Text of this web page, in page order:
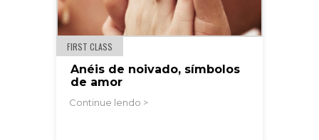
FIRST CLASS
Anéis de noivado, símbolos
de amor
Continue lendo >